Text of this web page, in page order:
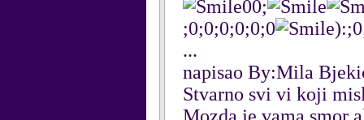
00;
;0;0;0;0;0;0
...
napisao By:Mila
Stvarno svi vi koji